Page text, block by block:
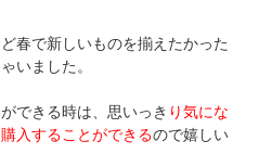
春で新しいものを揃えたかった
いました。
できる時は、思いっき り気にな
入することができるので嬉しい